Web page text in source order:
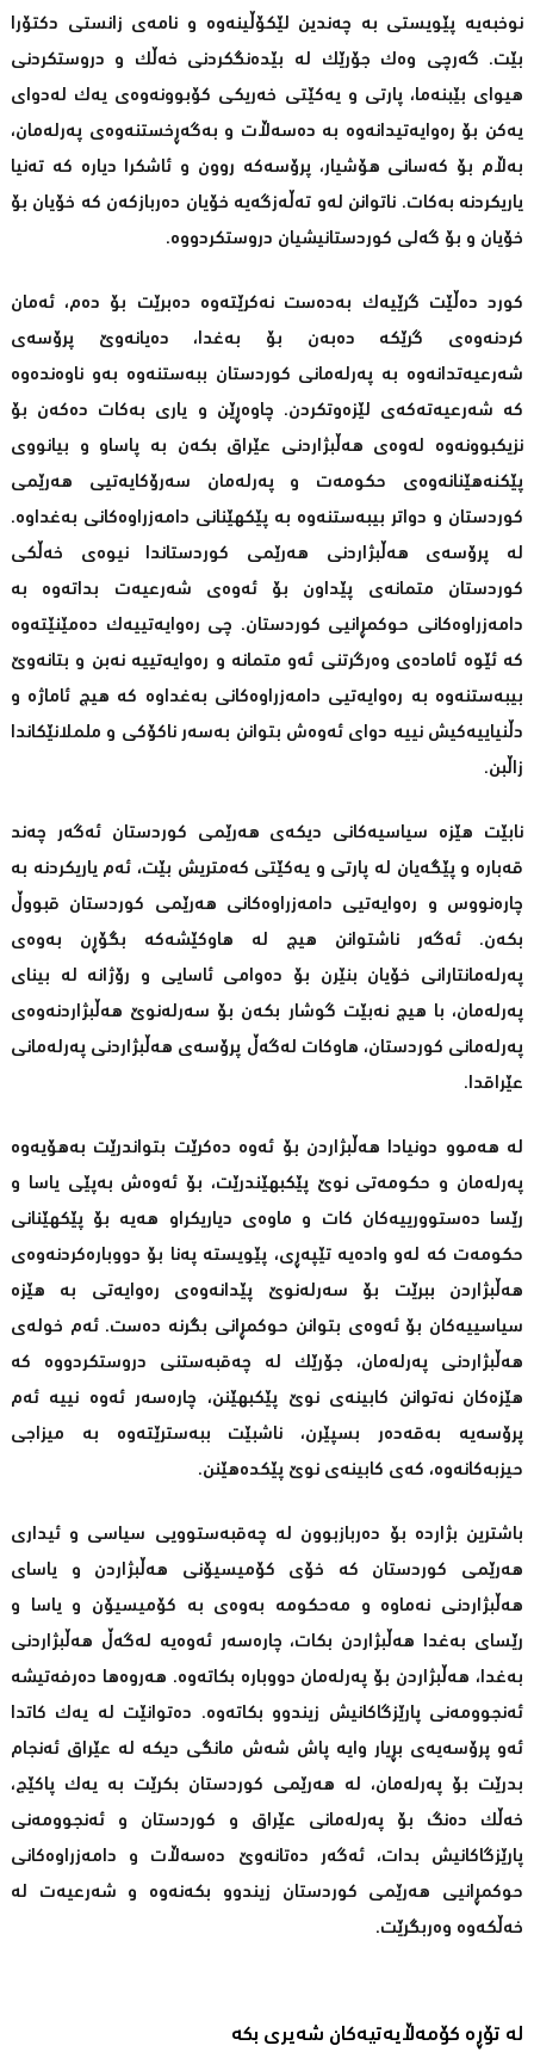
نوخبەیە پێویستى بە چەندین لێکۆڵینەوە و نامەى زانستى دکتۆرا
بێت. گەرچى وەک جۆرێک لە بێدەنگکردنى خەڵک و دروستکردنى
هیواى بێبنەما، پارتى و یەکێتى خەریکى کۆبوونەوەى یەک لەدواى
یەکن بۆ رەوایەتیدانەوە بە دەسەڵات و بەگەڕخستنەوەى پەرلەمان،
بەڵام بۆ کەسانى هۆشیار، پرۆسەکە روون و ئاشکرا دیارە کە تەنیا
یاریکردنە بەکات. ناتوانن لەو تەڵەزگەیە خۆیان دەربازکەن کە خۆیان بۆ
خۆیان و بۆ گەلى کوردستانیشیان دروستکردووە.
کورد دەڵێت گرێیەک بەدەست نەکرێتەوە دەبرێت بۆ دەم، ئەمان
کردنەوەى گرێکە دەبەن بۆ بەغدا، دەیانەوێ پرۆسەى
شەرعیەتدانەوە بە پەرلەمانى کوردستان ببەستنەوە بەو ناوەندەوە
کە شەرعیەتەکەى لێزەوتکردن. چاوەڕێن و یارى بەکات دەکەن بۆ
نزیکبوونەوە لەوەى هەڵبژاردنى عێراق بکەن بە پاساو و بیانووى
پێکنەهێنانەوەى حکومەت و پەرلەمان سەرۆکایەتیی هەرێمى
کوردستان و دواتر بیبەستنەوە بە پێکهێنانى دامەزراوەکانى بەغداوە.
لە پرۆسەى هەڵبژاردنى هەرێمى کوردستاندا نیوەى خەڵکى
کوردستان متمانەى پێداون بۆ ئەوەى شەرعیەت بداتەوە بە
دامەزراوەکانى حوکمڕانیی کوردستان. چى رەوایەتییەک دەمێنێتەوە
کە ئێوە ئامادەى وەرگرتنى ئەو متمانە و رەوایەتییە نەبن و بتانەوێ
بیبەستنەوە بە رەوایەتیی دامەزراوەکانى بەغداوە کە هیچ ئاماژە و
دڵنیاییەکیش نییە دواى ئەوەش بتوانن بەسەر ناکۆکى و ململانێکاندا
زاڵبن.
نابێت هێزە سیاسیەکانى دیکەى هەرێمی کوردستان ئەگەر چەند
قەبارە و پێگەیان لە پارتى و یەکێتى کەمتریش بێت، ئەم یاریکردنە بە
چارەنووس و رەوایەتیی دامەزراوەکانى هەرێمى کوردستان قبووڵ
بکەن. ئەگەر ناشتوانن هیچ لە هاوکێشەکە بگۆڕن بەوەى
پەرلەمانتارانى خۆیان بنێرن بۆ دەوامى ئاسایى و رۆژانە لە بیناى
پەرلەمان، با هیچ نەبێت گوشار بکەن بۆ سەرلەنوێ هەڵبژاردنەوەى
پەرلەمانى کوردستان، هاوکات لەگەڵ پرۆسەى هەڵبژاردنى پەرلەمانى
عێراقدا.
لە هەموو دونیادا هەڵبژاردن بۆ ئەوە دەکرێت بتواندرێت بەهۆیەوە
پەرلەمان و حکومەتى نوێ پێکبهێندرێت، بۆ ئەوەش بەپێى یاسا و
رێسا دەستوورییەکان کات و ماوەى دیاریکراو هەیە بۆ پێکهێنانى
حکومەت کە لەو وادەیە تێپەڕی، پێویستە پەنا بۆ دووبارەکردنەوەى
هەڵبژاردن ببرێت بۆ سەرلەنوێ پێدانەوەى رەوایەتى بە هێزە
سیاسییەکان بۆ ئەوەى بتوانن حوکمڕانى بگرنە دەست. ئەم خولەى
هەڵبژاردنى پەرلەمان، جۆرێک لە چەقبەستنى دروستکردووە کە
هێزەکان نەتوانن کابینەى نوێ پێکبهێنن، چارەسەر ئەوە نییە ئەم
پرۆسەیە بەقەدەر بسپێرن، ناشبێت ببەسترێتەوە بە میزاجى
حیزبەکانەوە، کەى کابینەى نوێ پێکدەهێنن.
باشترین بژاردە بۆ دەربازبوون لە چەقبەستوویى سیاسى و ئیدارى
هەرێمى کوردستان کە خۆى کۆمیسیۆنى هەڵبژاردن و یاساى
هەڵبژاردنى نەماوە و مەحکومە بەوەى بە کۆمیسیۆن و یاسا و
رێساى بەغدا هەڵبژاردن بکات، چارەسەر ئەوەیە لەگەڵ هەڵبژاردنى
بەغدا، هەڵبژاردن بۆ پەرلەمان دووبارە بکاتەوە. هەروەها دەرفەتیشە
ئەنجوومەنى پارێزگاکانیش زیندوو بکاتەوە. دەتوانێت لە یەک کاتدا
ئەو پرۆسەیەى بڕیار وایە پاش شەش مانگى دیکە لە عێراق ئەنجام
بدرێت بۆ پەرلەمان، لە هەرێمى کوردستان بکرێت بە یەک پاکێج،
خەڵک دەنگ بۆ پەرلەمانى عێراق و کوردستان و ئەنجوومەنى
پارێزگاکانیش بدات، ئەگەر دەتانەوێ دەسەڵات و دامەزراوەکانى
حوکمڕانیی هەرێمى کوردستان زیندوو بکەنەوە و شەرعیەت لە
خەڵکەوە وەربگرێت.
لە تۆڕە کۆمەڵایەتیەکان شەیری بکە